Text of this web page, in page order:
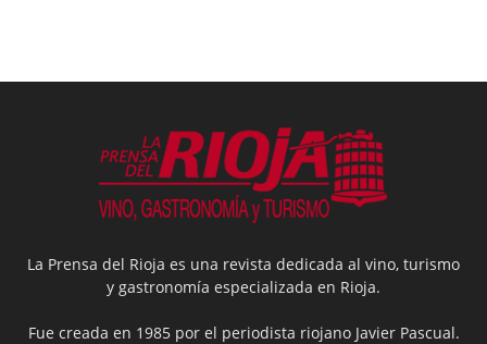
La Prensa del Rioja es una revista dedicada al vino, turismo
y gastronomía especializada en Rioja.
Fue creada en 1985 por el periodista riojano Javier Pascual.